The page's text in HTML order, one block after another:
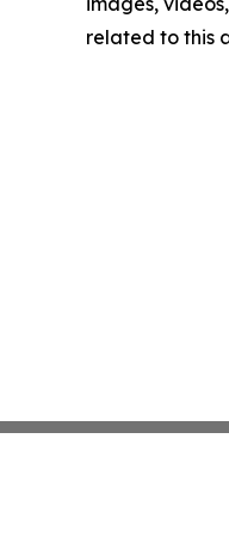
related to this